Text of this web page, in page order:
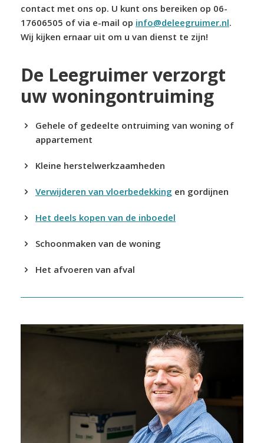
contact met ons op. U kunt ons bereiken op 06-
17606505 of via e-mail op info@deleegruimer.nl.
Wij kijken ernaar uit om u van dienst te zijn!
De Leegruimer verzorgt
uw woningontruiming
Gehele of gedeelte ontruiming van woning of
appartement
Kleine herstelwerkzaamheden
Verwijderen van vloerbedekking en gordijnen
Het deels kopen van de inboedel
Schoonmaken van de woning
Het afvoeren van afval